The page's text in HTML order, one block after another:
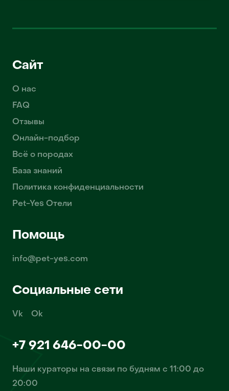
Сайт
О нас
FAQ
Отзывы
Онлайн-подбор
Всё о породах
База знаний
Политика конфиденциальности
Pet-Yes Отели
Помощь
info@pet-yes.com
Социальные сети
Vk Ok
+7 921 646-00-00
Наши кураторы на связи по будням с 11:00 до
20:00